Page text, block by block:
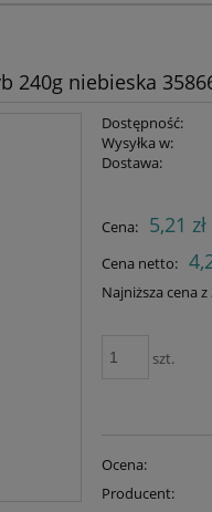
240g niebieska
Dostępność:
Wysyłka w:
Dostawa:
płatności
Cena: 5,21 zł
Cena netto:
Najniższa cena
Jeżeli
30 dni,
szt.
Ocena:
Producent: